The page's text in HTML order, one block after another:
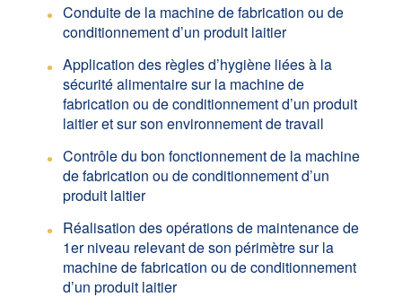
Conduite de la machine de fabrication ou de
conditionnement d’un produit laitier
Application des règles d’hygiène liées à la
sécurité alimentaire sur la machine de
fabrication ou de conditionnement d’un produit
laitier et sur son environnement de travail
Contrôle du bon fonctionnement de la machine
de fabrication ou de conditionnement d’un
produit laitier
Réalisation des opérations de maintenance de
1er niveau relevant de son périmètre sur la
machine de fabrication ou de conditionnement
d’un produit laitier